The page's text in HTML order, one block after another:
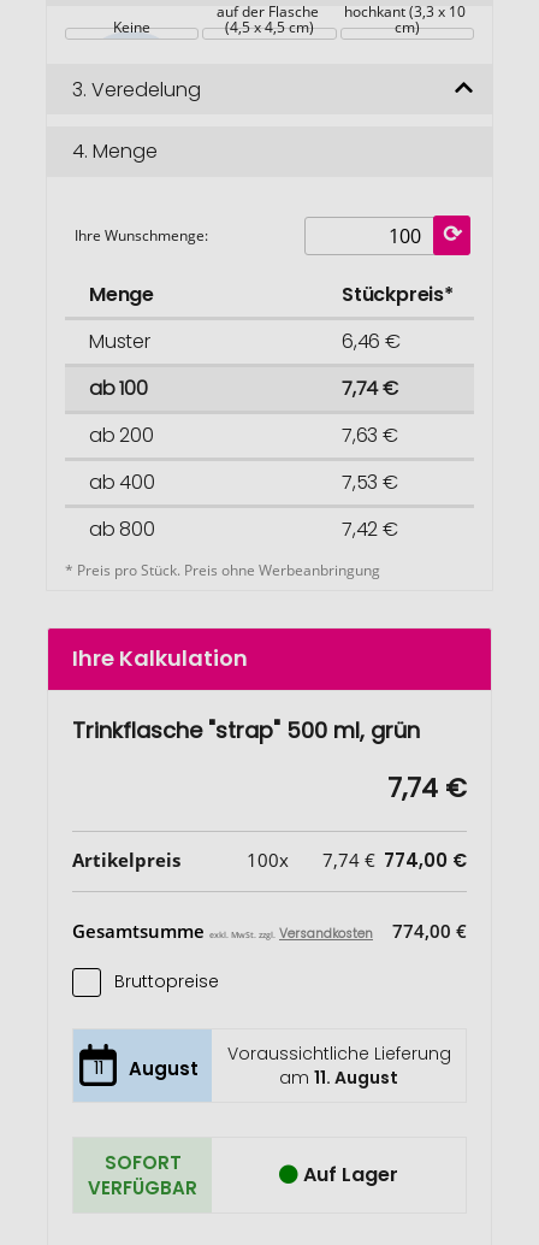
Keine
auf der Flasche
(4,5 x 4,5 cm)
hochkant (3,3 x 10
cm)
3. Veredelung
4. Menge
Ihre Wunschmenge:
Menge
Stückpreis*
Muster
6,46 €
ab 100
7,74 €
ab 200
7,63 €
ab 400
7,53 €
ab 800
7,42 €
* Preis pro Stück. Preis ohne Werbeanbringung
Ihre Kalkulation
Trinkflasche "strap" 500 ml, grün
7,74 €
Artikelpreis 100x 7,74 € 774,00 €
Gesamtsumme exkl. MwSt. zzgl. Versandkosten 774,00 €
Bruttopreise
11 August
Voraussichtliche Lieferung
am11. August
SOFORT
VERFÜGBAR
Auf Lager